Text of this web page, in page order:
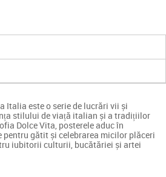
Italia este o serie de lucrări vii și
stilului de viață italian și a tradițiilor
Dolce Vita, posterele aduc în
pentru gătit și celebrarea micilor plăceri
iubitorii culturii, bucătăriei și artei